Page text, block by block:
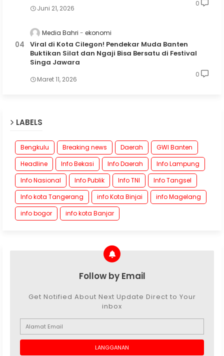
Juni 21, 2026
0
Media Bahri ekonomi
Viral di Kota Cilegon! Pendekar Muda Banten
Buktikan Silat dan Ngaji Bisa Bersatu di Festival
Singa Jawara
Maret 11, 2026
0
LABELS
Bengkulu Breaking news Daerah
GWI Banten
Headline
Info Bekasi Info Daerah
Info Lampung
Info Nasional
Info Publik Info TNI
Info Tangsel
Info kota Tangerang
info Kota Binjai
info Magelang
info bogor
info kota Banjar
Follow by Email
Get Notified About Next Update Direct to Your
inbox